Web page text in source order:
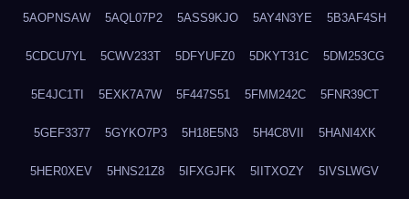
5AOPNSAW 5AQL07P2 5ASS9KJO 5AY4N3YE 5B3AF4SH
5CDCU7YL 5CWV233T 5DFYUFZ0 5DKYT31C 5DM253CG
5E4JC1TI 5EXK7A7W 5F447S51 5FMM242C 5FNR39CT
5GEF3377 5GYKO7P3 5H18E5N3 5H4C8VII 5HANI4XK
5HER0XEV 5HNS21Z8 5IFXGJFK 5IITXOZY 5IVSLWGV